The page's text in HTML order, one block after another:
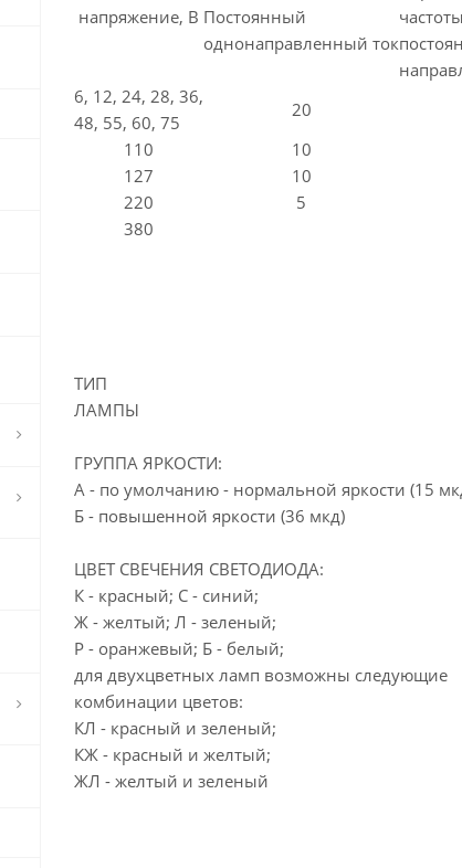
напряжение, В Постоянный
однонаправленный ток
6, 12, 24, 28, 36,
48, 55, 60, 75
20
110
10
127
10
220
5
380
ТИП
ЛАМПЫ
ГРУППА ЯРКОСТИ:
А - по умолчанию - нормальной яркости (15
Б - повышенной яркости (36 мкд)
ЦВЕТ СВЕЧЕНИЯ СВЕТОДИОДА:
К - красный; С - синий;
Ж - желтый; Л - зеленый;
Р - оранжевый; Б - белый;
для двухцветных ламп возможны следующие
комбинации цветов:
КЛ - красный и зеленый;
КЖ - красный и желтый;
ЖЛ - желтый и зеленый